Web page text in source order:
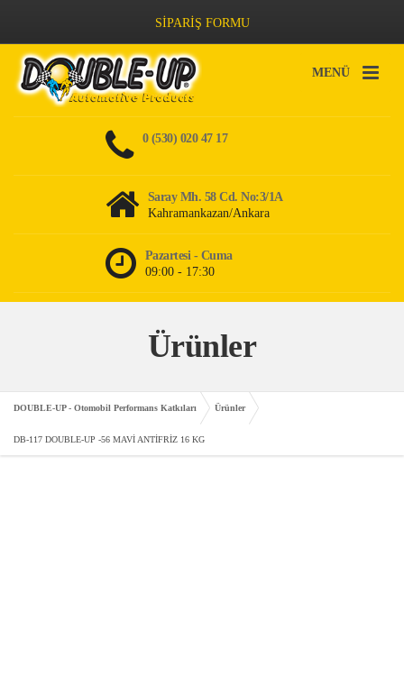
SİPARİŞ FORMU
MENÜ
0 (530) 020 47 17
Saray Mh. 58 Cd. No:3/1A
Kahramankazan/Ankara
Pazartesi - Cuma
09:00 - 17:30
Ürünler
DOUBLE-UP - Otomobil Performans Katkıları Ürünler
DB-117 DOUBLE-UP -56 MAVİ ANTİFRİZ 16 KG